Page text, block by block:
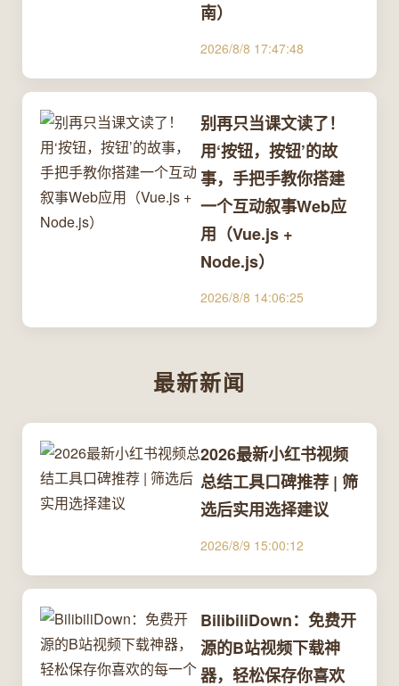
南）
2026/8/8 17:47:48
别再只当课文读了！
用‘按钮，按钮’的故
事，手把手教你搭建
一个互动叙事Web应
用（Vue.js +
Node.js）
2026/8/8 14:06:25
最新新闻
2026最新小红书视频
总结工具口碑推荐 | 筛
选后实用选择建议
2026/8/9 15:00:12
BilibiliDown：免费开
源的B站视频下载神
器，轻松保存你喜欢